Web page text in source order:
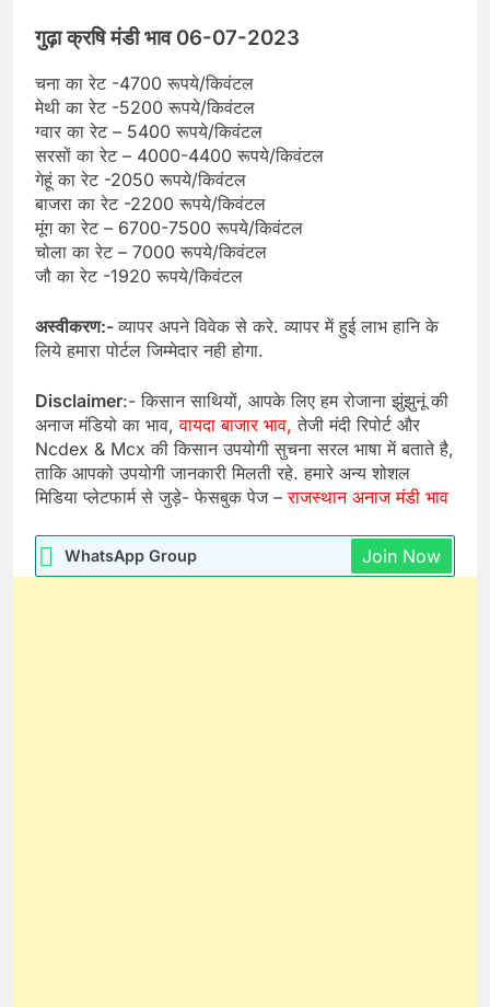
गुढ़ा क्रषि मंडी भाव 06-07-2023
चना का रेट -4700 रूपये/किवंटल
मेथी का रेट -5200 रूपये/किवंटल
ग्वार का रेट – 5400 रूपये/किवंटल
सरसों का रेट – 4000-4400 रूपये/किवंटल
गेहूं का रेट -2050 रूपये/किवंटल
बाजरा का रेट -2200 रूपये/किवंटल
मूंग का रेट – 6700-7500 रूपये/किवंटल
चोला का रेट – 7000 रूपये/किवंटल
जौ का रेट -1920 रूपये/किवंटल
अस्वीकरण:-व्यापर अपने विवेक से करे. व्यापर में हुई लाभ हानि के
लिये हमारा पोर्टल जिम्मेदार नही होगा.
Disclaimer:- किसान साथियों, आपके लिए हम रोजाना झुंझुनूं की
अनाज मंडियो का भाव, वायदा बाजार भाव, तेजी मंदी रिपोर्ट और
Ncdex & Mcx की किसान उपयोगी सुचना सरल भाषा में बताते है,
ताकि आपको उपयोगी जानकारी मिलती रहे. हमारे अन्य शोशल
मिडिया प्लेटफार्म से जुड़े- फेसबुक पेज –राजस्थान अनाज मंडी भाव
WhatsApp Group Join Now